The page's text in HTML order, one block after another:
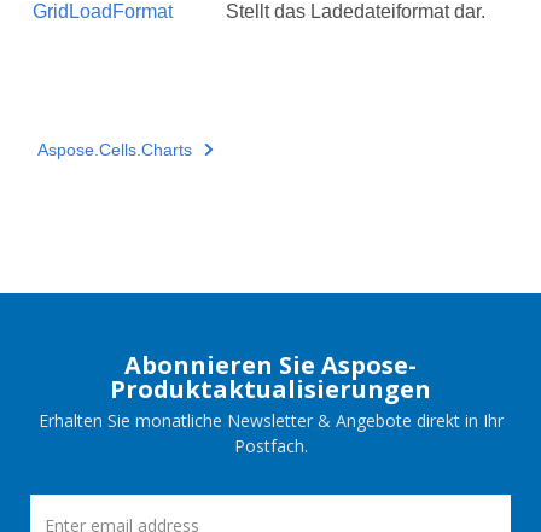
GridLoadFormat Stellt das Ladedateiformat dar.
Aspose.Cells.Charts
Abonnieren Sie Aspose-
Produktaktualisierungen
Erhalten Sie monatliche Newsletter & Angebote direkt in Ihr
Postfach.